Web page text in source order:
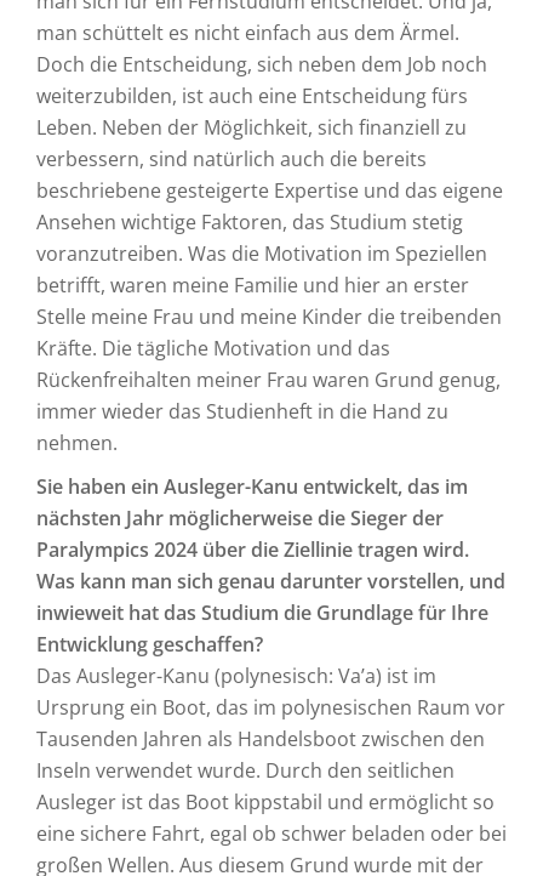
man schüttelt es nicht einfach aus dem Ärmel.
Doch die Entscheidung, sich neben dem Job noch
weiterzubilden, ist auch eine Entscheidung fürs
Leben. Neben der Möglichkeit, sich finanziell zu
verbessern, sind natürlich auch die bereits
beschriebene gesteigerte Expertise und das eigene
Ansehen wichtige Faktoren, das Studium stetig
voranzutreiben. Was die Motivation im Speziellen
betrifft, waren meine Familie und hier an erster
Stelle meine Frau und meine Kinder die treibenden
Kräfte. Die tägliche Motivation und das
Rückenfreihalten meiner Frau waren Grund genug,
immer wieder das Studienheft in die Hand zu
nehmen.
Sie haben ein Ausleger-Kanu entwickelt, das im
nächsten Jahr möglicherweise die Sieger der
Paralympics 2024 über die Ziellinie tragen wird.
Was kann man sich genau darunter vorstellen, und
inwieweit hat das Studium die Grundlage für Ihre
Entwicklung geschaffen?
Das Ausleger-Kanu (polynesisch: Va’a) ist im
Ursprung ein Boot, das im polynesischen Raum vor
Tausenden Jahren als Handelsboot zwischen den
Inseln verwendet wurde. Durch den seitlichen
Ausleger ist das Boot kippstabil und ermöglicht so
eine sichere Fahrt, egal ob schwer beladen oder bei
großen Wellen. Aus diesem Grund wurde mit der